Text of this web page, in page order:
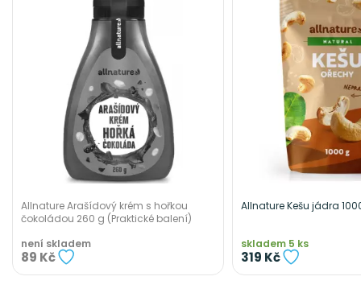
Allnature Arašídový krém s hořkou
čokoládou 260 g (Praktické balení)
není skladem
89 Kč
Allnature Kešu jádra
skladem 5 ks
319 Kč